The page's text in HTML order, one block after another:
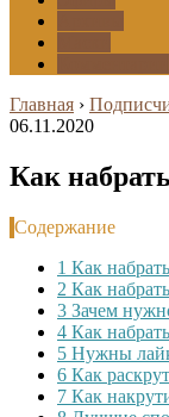
Главная ›
06.11.2020
Как
Содержание
1 Как
2 Как
3 Зачем
4 Как
5 Нужны
6 Как
7 Как